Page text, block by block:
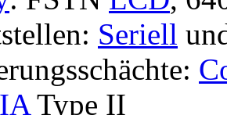
Seriell
Type II